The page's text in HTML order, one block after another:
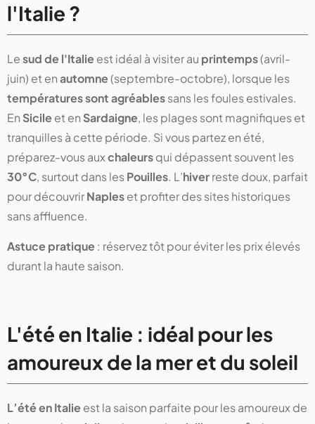
l'Italie ?
Lesud de l'Italieest idéal à visiter au printemps(avril-
juin) et enautomne(septembre-octobre), lorsque les
températures sont agréablessans les foules estivales.
En Sicileet en Sardaigne, les plages sont magnifiques et
tranquilles à cette période. Si vous partez en été,
préparez-vous auxchaleursqui dépassent souvent les
30°C, surtout dans lesPouilles. L’hiverreste doux, parfait
pour découvrirNapleset profiter des sites historiques
sans affluence.
Astuce pratique: réservez tôt pour éviter les prix élevés
durant la haute saison.
L'été en Italie : idéal pour les
amoureux de la mer et du soleil
L’été en Italieest la saison parfaite pour les amoureux de